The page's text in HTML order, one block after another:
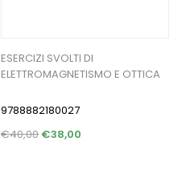
ESERCIZI SVOLTI DI
ELETTROMAGNETISMO E OTTICA
9788882180027
€40,00€38,00